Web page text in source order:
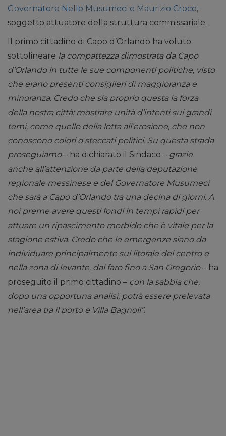
Governatore Nello Musumeci e Maurizio Croce,
soggetto attuatore della struttura commissariale.
Il primo cittadino di Capo d’Orlando ha voluto
sottolineare la compattezza dimostrata da Capo
d’Orlando in tutte le sue componenti politiche, visto
che erano presenti consiglieri di maggioranza e
minoranza. Credo che sia proprio questa la forza
della nostra città: mostrare unità d’intenti sui grandi
temi, come quello della lotta all’erosione, che non
conoscono colori o steccati politici. Su questa strada
proseguiamo– ha dichiarato il Sindaco – grazie
anche all’attenzione da parte della deputazione
regionale messinese e del Governatore Musumeci
che sarà a Capo d’Orlando tra una decina di giorni. A
noi preme avere questi fondi in tempi rapidi per
attuare un ripascimento morbido che è vitale per la
stagione estiva. Credo che le emergenze siano da
individuare principalmente sul litorale del centro e
nella zona di levante, dal faro fino a San Gregorio– ha
proseguito il primo cittadino – con la sabbia che,
dopo una opportuna analisi, potrà essere prelevata
nell’area tra il porto e Villa Bagnoli”.